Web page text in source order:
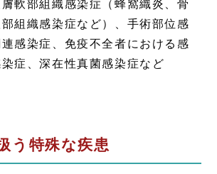
軟部組織感染症（蜂窩織炎、骨
組織感染症など）、手術部位感
感染症、免疫不全者における感
症、深在性真菌感染症など
う特殊な疾患